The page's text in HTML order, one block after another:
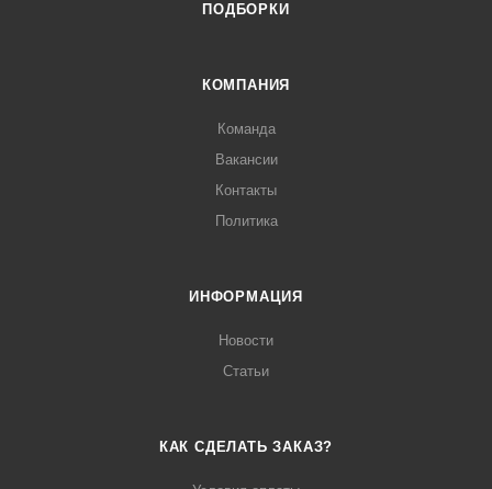
ПОДБОРКИ
КОМПАНИЯ
Команда
Вакансии
Контакты
Политика
ИНФОРМАЦИЯ
Новости
Статьи
КАК СДЕЛАТЬ ЗАКАЗ?